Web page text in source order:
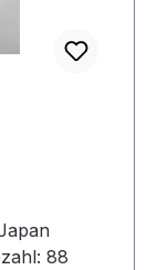
88